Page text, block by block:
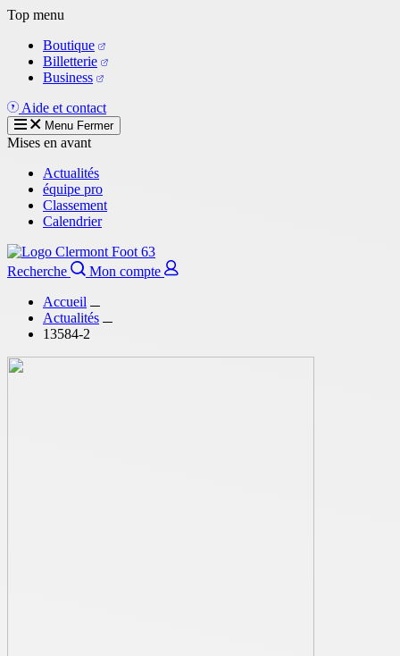
Aller
contenu
principal
Top menu
Boutique
Billetterie
Business
Aide et contact
Menu Fermer
Mises en avant
Actualités
équipe pro
Classement
Calendrier
Recherche
Mon compte
Accueil
Actualités
13584-2